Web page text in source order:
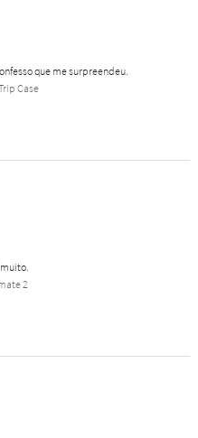
que me surpreendeu.
Case
2